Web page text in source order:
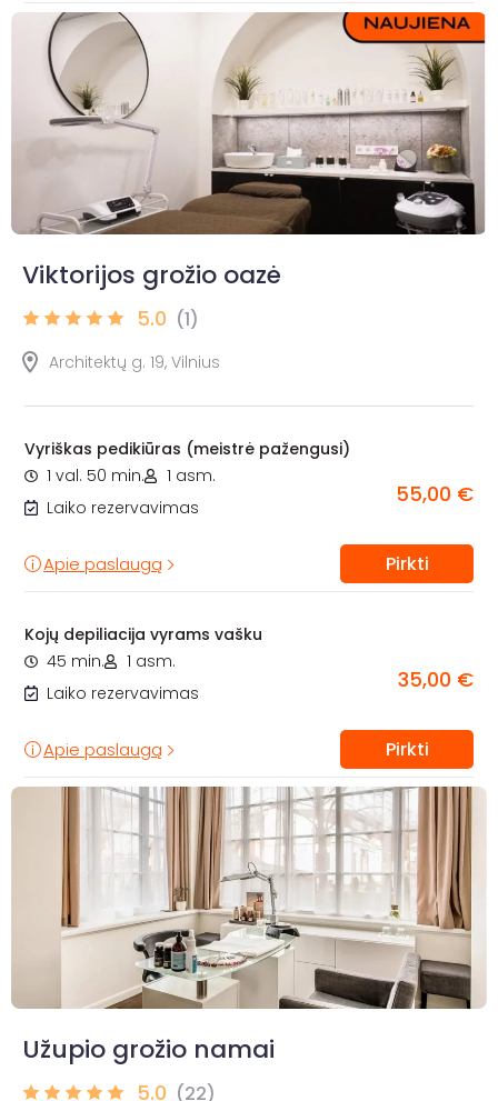
Viktorijos grožio oazė
5.0 (1)
Architektų g. 19, Vilnius
Vyriškas pedikiūras (meistrė pažengusi)
1 val. 50 min.
1 asm.
Laiko rezervavimas
55,00 €
Apie paslaugą Pirkti
Kojų depiliacija vyrams vašku
45 min.
1 asm.
Laiko rezervavimas
35,00 €
Apie paslaugą Pirkti
Užupio grožio namai
5.0 (22)